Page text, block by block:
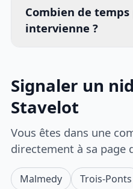
Combien de
intervienne ?
Signaler un
Stavelot
Vous êtes dans une
directement à sa page
Malmedy Trois-Ponts